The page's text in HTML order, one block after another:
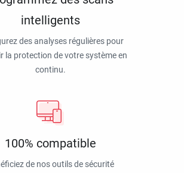
intelligents
des analyses régulières pour
la protection de votre système en
continu.
100% compatible
de nos outils de sécurité